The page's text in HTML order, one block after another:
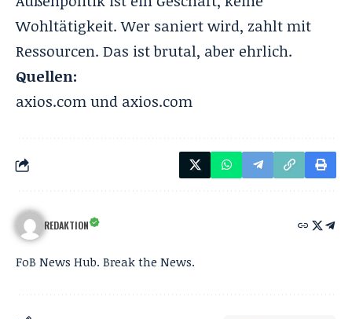
Wohltätigkeit. Wer saniert wird, zahlt mit
Ressourcen. Das ist brutal, aber ehrlich.
Quellen:
axios.comund axios.com
REDAKTION
FoB News Hub. Break the News.